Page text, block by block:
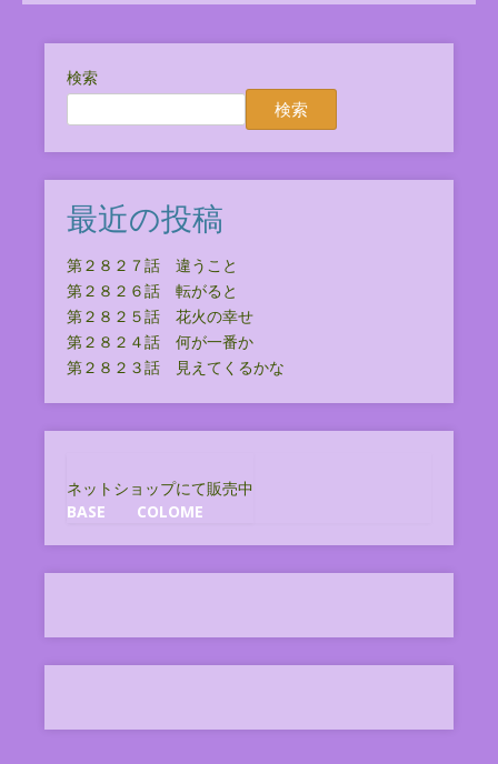
検索
検索
最近の投稿
第２８２７話 違うこと
第２８２６話 転がると
第２８２５話 花火の幸せ
第２８２４話 何が一番か
第２８２３話 見えてくるかな
ネットショップにて販売中
BASE
COLOME